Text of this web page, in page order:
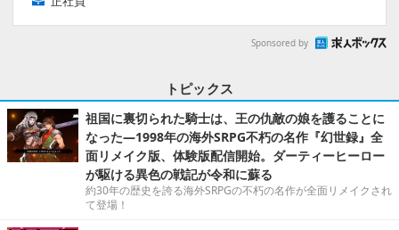
Sponsored by
トピックス
祖国に裏切られた騎士は、王の仇敵の娘を護ることに
なった―1998年の海外SRPG不朽の名作『幻世録』全
面リメイク版、体験版配信開始。ダーティーヒーロー
が駆ける異色の戦記が令和に蘇る
約30年の歴史を誇る海外SRPGの不朽の名作が全面リメイクされ
て登場！